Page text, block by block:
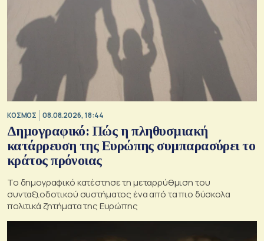
ΚΟΣΜΟΣ 08.08.2026, 18:44
Δημογραφικό: Πώς η πληθυσμιακή
κατάρρευση της Ευρώπης συμπαρασύρει το
κράτος πρόνοιας
Το δημογραφικό κατέστησε τη μεταρρύθμιση του
συνταξιοδοτικού συστήματος ένα από τα πιο δύσκολα
πολιτικά ζητήματα της Ευρώπης